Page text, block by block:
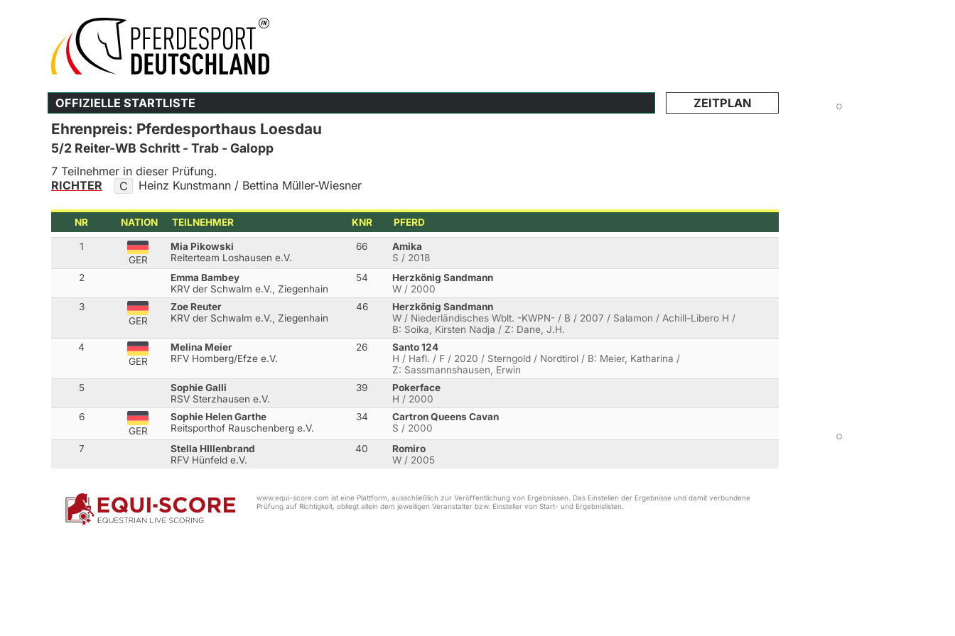
OFFIZIELLE STARTLISTE ZEITPLAN
Ehrenpreis: Pferdesporthaus Loesdau
5/2 Reiter-WB Schritt - Trab - Galopp
7 Teilnehmer in dieser Prüfung.
RICHTER
C Heinz Kunstmann / Bettina Müller-Wiesner
NR NATION TEILNEHMER KNR PFERD
1
GER
Mia Pikowski
Reiterteam Loshausen e.V.
66
Amika
S / 2018
2
Emma Bambey
KRV der Schwalm e.V., Ziegenhain
54
Herzkönig Sandmann
W / 2000
3
GER
Zoe Reuter
KRV der Schwalm e.V., Ziegenhain
46
Herzkönig Sandmann
W / Niederländisches Wblt. -KWPN- / B / 2007 / Salamon / Achill-Libero H /
B: Soika, Kirsten Nadja / Z: Dane, J.H.
4
GER
Melina Meier
RFV Homberg/Efze e.V.
26
Santo 124
H / Hafl. / F / 2020 / Sterngold / Nordtirol / B: Meier, Katharina /
Z: Sassmannshausen, Erwin
5
Sophie Galli
RSV Sterzhausen e.V.
39
Pokerface
H / 2000
6
GER
Sophie Helen Garthe
Reitsporthof Rauschenberg e.V.
34
Cartron Queens Cavan
S / 2000
7
Stella HIllenbrand
RFV Hünfeld e.V.
40
Romiro
W / 2005
www.equi-score.com ist eine Plattform, ausschließlich zur Veröffentlichung von Ergebnissen. Das Einstellen der Ergebnisse und damit verbundene
Prüfung auf Richtigkeit, obliegt allein dem jeweiligen Veranstalter bzw. Einsteller von Start- und Ergebnislisten.